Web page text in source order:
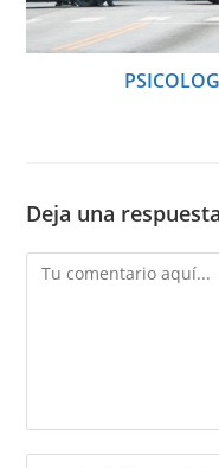
Deja una respuesta